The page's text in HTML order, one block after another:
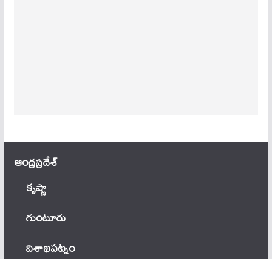
ఆంధ్ర‌ప్ర‌దేశ్
కృష్ణా
గుంటూరు
విశాఖపట్నం